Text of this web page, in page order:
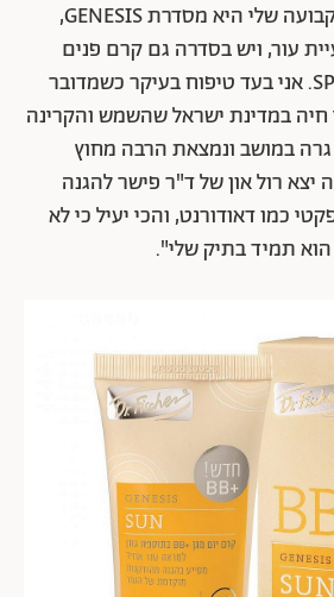
של החברה. הלחות הקבועה שלי היא מסדרת GENESIS,
עור, ויש בסדרה גם קרם פנים
שיש בו הגנה של SPF 50. אני בעד טיפוח בעיקר כשמדובר
חיה במדינת ישראל שהשמש והקרינה
במושב ונמצאת הרבה מחוץ
יצא רול און של ד"ר פישר להגנה
כמו דאודורנט, והכי יעיל כי לא
תמיד בתיק שלי".